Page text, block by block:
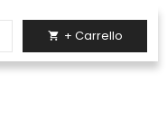
 + Carrello